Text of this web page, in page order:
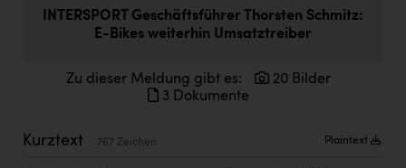
Doppler Gruppe
everfield
Fristads Austria
INTERSPORT Geschäftsführer Thorsten Schmitz:
E-Bikes weiterhin Umsatztreiber
Zu dieser Meldung gibt es:
20 Bilder
3 Dokumente
Kurztext 767 Zeichen Plaintext